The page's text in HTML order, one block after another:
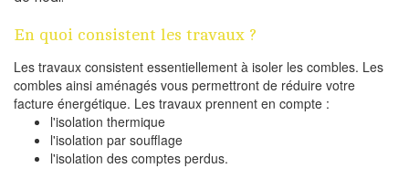
En quoi consistent les travaux ?
Les travaux consistent essentiellement à isoler les combles. Les
combles ainsi aménagés vous permettront de réduire votre
facture énergétique. Les travaux prennent en compte :
l'isolation thermique
l'isolation par soufflage
l'isolation des comptes perdus.